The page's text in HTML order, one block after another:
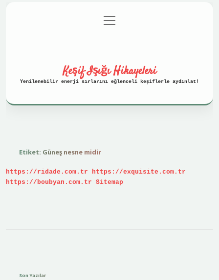
Gizlilik Politikası
menüyü
aç
Keşif Işığı Hikayeleri
Yenilenebilir enerji sırlarını eğlenceli keşiflerle aydınlat!
Etiket: Güneş nesne midir
https://ridade.com.tr
https://exquisite.com.tr
https://boubyan.com.tr Sitemap
Son Yazılar